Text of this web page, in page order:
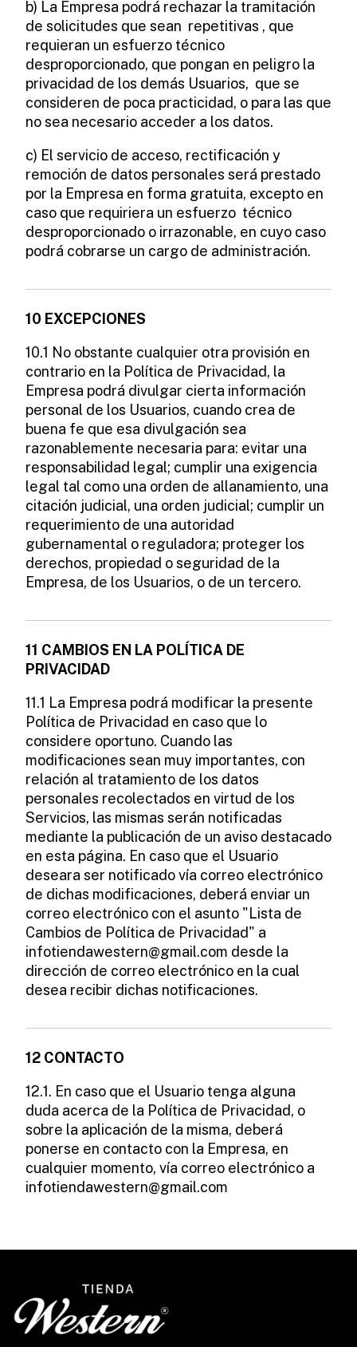
b) La Empresa podrá rechazar la tramitación
de solicitudes que sean repetitivas , que
requieran un esfuerzo técnico
desproporcionado, que pongan en peligro la
privacidad de los demás Usuarios, que se
consideren de poca practicidad, o para las que
no sea necesario acceder a los datos.
c) El servicio de acceso, rectificación y
remoción de datos personales será prestado
por la Empresa en forma gratuita, excepto en
caso que requiriera un esfuerzo técnico
desproporcionado o irrazonable, en cuyo caso
podrá cobrarse un cargo de administración.
10 EXCEPCIONES
10.1 No obstante cualquier otra provisión en
contrario en la Política de Privacidad, la
Empresa podrá divulgar cierta información
personal de los Usuarios, cuando crea de
buena fe que esa divulgación sea
razonablemente necesaria para: evitar una
responsabilidad legal; cumplir una exigencia
legal tal como una orden de allanamiento, una
citación judicial, una orden judicial; cumplir un
requerimiento de una autoridad
gubernamental o reguladora; proteger los
derechos, propiedad o seguridad de la
Empresa, de los Usuarios, o de un tercero.
11 CAMBIOS EN LA POLÍTICA DE
PRIVACIDAD
11.1 La Empresa podrá modificar la presente
Política de Privacidad en caso que lo
considere oportuno. Cuando las
modificaciones sean muy importantes, con
relación al tratamiento de los datos
personales recolectados en virtud de los
Servicios, las mismas serán notificadas
mediante la publicación de un aviso destacado
en esta página. En caso que el Usuario
deseara ser notificado vía correo electrónico
de dichas modificaciones, deberá enviar un
correo electrónico con el asunto "Lista de
Cambios de Política de Privacidad" a
infotiendawestern@gmail.com desde la
dirección de correo electrónico en la cual
desea recibir dichas notificaciones.
12 CONTACTO
12.1. En caso que el Usuario tenga alguna
duda acerca de la Política de Privacidad, o
sobre la aplicación de la misma, deberá
ponerse en contacto con la Empresa, en
cualquier momento, vía correo electrónico a
infotiendawestern@gmail.com